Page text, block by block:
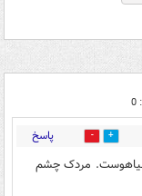
6 پاسخ
مردک چشم